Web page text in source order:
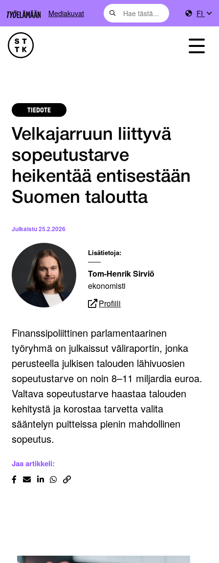
Mediakuvat FI
TIEDOTE
Velkajarruun liittyvä
sopeutustarve
heikentää entisestään
Suomen taloutta
Julkaistu25.2.2026
Lisätietoja:
Tom-Henrik Sirviö
ekonomisti
Profiili
Finanssipoliittinen parlamentaarinen
työryhmä on julkaissut väliraportin, jonka
perusteella julkisen talouden lähivuosien
sopeutustarve on noin 8–11 miljardia euroa.
Valtava sopeutustarve haastaa talouden
kehitystä ja korostaa tarvetta valita
sääntelyn puitteissa pienin mahdollinen
sopeutus.
Jaa artikkeli: